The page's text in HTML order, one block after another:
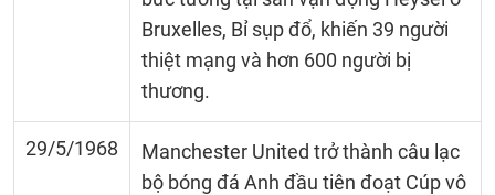
Bruxelles, Bỉ sụp đổ, khiến 39 người
thiệt mạng và hơn 600 người bị
thương.
29/5/1968
Manchester United trở thành câu lạc
bộ bóng đá Anh đầu tiên đoạt Cúp vô